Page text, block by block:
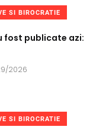
SI BIROCRATIE
fost publicate azi:
2026
SI BIROCRATIE